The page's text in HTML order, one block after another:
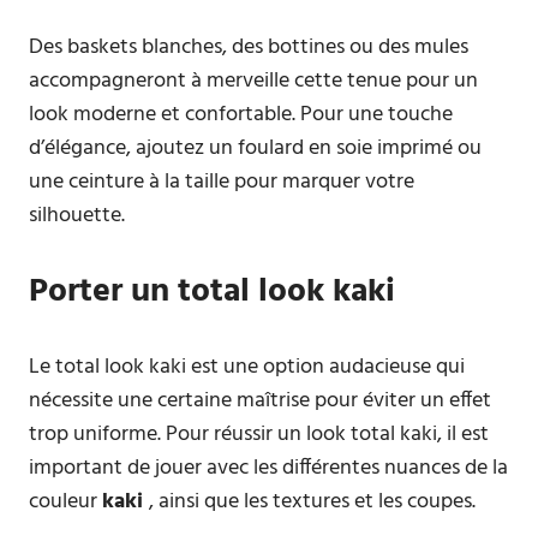
Des baskets blanches, des bottines ou des mules
accompagneront à merveille cette tenue pour un
look moderne et confortable. Pour une touche
d’élégance, ajoutez un foulard en soie imprimé ou
une ceinture à la taille pour marquer votre
silhouette.
Porter un total look kaki
Le total look kaki est une option audacieuse qui
nécessite une certaine maîtrise pour éviter un effet
trop uniforme. Pour réussir un look total kaki, il est
important de jouer avec les différentes nuances de la
couleurkaki , ainsi que les textures et les coupes.